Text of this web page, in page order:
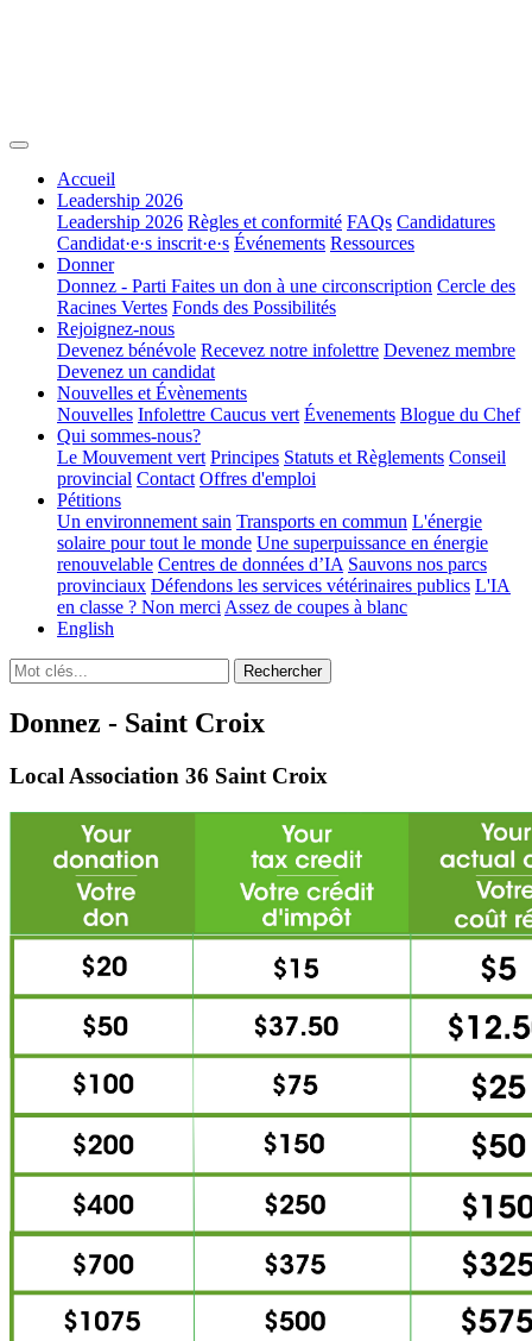
Accueil
Leadership 2026
Leadership 2026 Règles et conformité FAQs Candidatures
Candidat·e·s inscrit·e·s Événements Ressources
Donner
Donnez - Parti Faites un don à une circonscription Cercle des
Racines Vertes Fonds des Possibilités
Rejoignez-nous
Devenez bénévole Recevez notre infolettre Devenez membre
Devenez un candidat
Nouvelles et Évènements
Nouvelles Infolettre Caucus vert Évenements Blogue du Chef
Qui sommes-nous?
Le Mouvement vert Principes Statuts et Règlements Conseil
provincial Contact Offres d'emploi
Pétitions
Un environnement sain Transports en commun L'énergie
solaire pour tout le monde Une superpuissance en énergie
renouvelable Centres de données d’IA Sauvons nos parcs
provinciaux Défendons les services vétérinaires publics L'IA
en classe ? Non merci Assez de coupes à blanc
English
Donnez - Saint Croix
Local Association 36 Saint Croix